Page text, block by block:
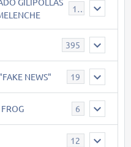
119
395
NEWS" 19
6
12